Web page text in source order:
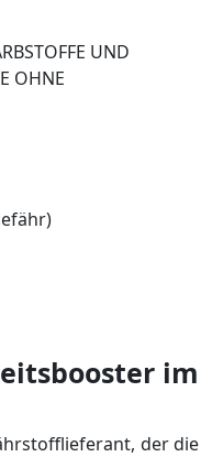
UND
OHNE
im
der die